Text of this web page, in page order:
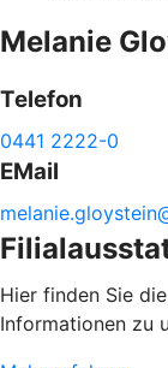
Melanie
Telefon
0441 2222-0
EMail
melanie.
Hier finden Sie
Informationen zu